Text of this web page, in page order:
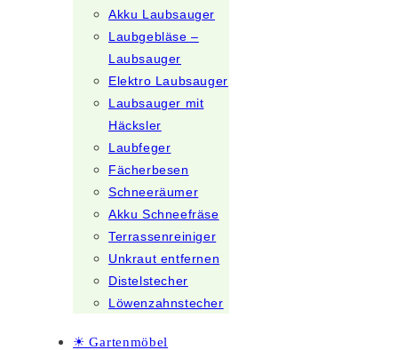
Akku Laubsauger
Laubgebläse –
Laubsauger
Elektro Laubsauger
Laubsauger mit
Häcksler
Laubfeger
Fächerbesen
Schneeräumer
Akku Schneefräse
Terrassenreiniger
Unkraut entfernen
Distelstecher
Löwenzahnstecher
☀ Gartenmöbel